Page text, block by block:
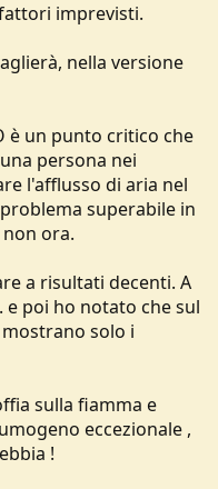
imprevisti.
nella versione
è un punto critico che
persona nei
l'afflusso di aria nel
superabile in
ora.
a risultati decenti. A
e poi ho notato che sul
solo i
sulla fiamma e
eccezionale ,
!